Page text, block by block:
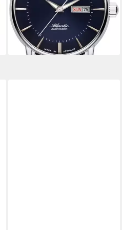
ab 296,64 € 349,00 €
-15%
lieferbar - in 3-4 Werktagen bei dir